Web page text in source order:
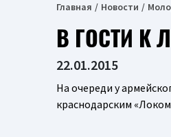
Главная Новости
В ГОСТИ К
22.01.2015
На очереди у
краснодарским